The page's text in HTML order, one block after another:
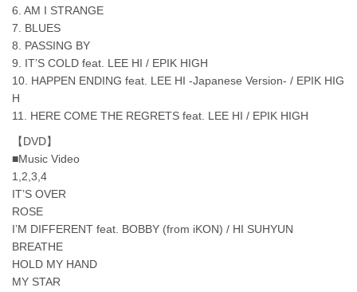
6. AM I STRANGE
7. BLUES
8. PASSING BY
9. IT’S COLD feat. LEE HI / EPIK HIGH
10. HAPPEN ENDING feat. LEE HI -Japanese Version- / EPIK HIG
H
11. HERE COME THE REGRETS feat. LEE HI / EPIK HIGH
【DVD】
■Music Video
1,2,3,4
IT’S OVER
ROSE
I’M DIFFERENT feat. BOBBY (from iKON) / HI SUHYUN
BREATHE
HOLD MY HAND
MY STAR